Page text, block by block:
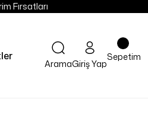
Fırsatları
AramaGiriş Yap
Sepetim